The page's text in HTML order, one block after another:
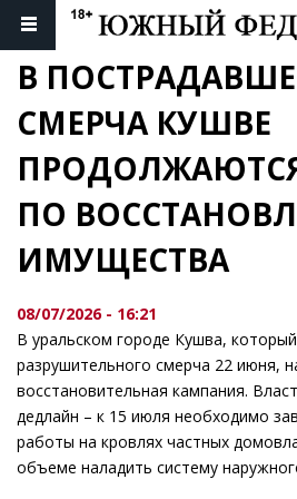
В
СМЕРЧА КУШВЕ
ПО
ИМУЩЕСТВА
08/07/2026 - 16:21
В уральском городе Кушва,
разрушительного смерча 22 июня,
восстановительная кампания.
дедлайн – к 15 июля необходимо
работы на кровлях частных
объеме наладить систему